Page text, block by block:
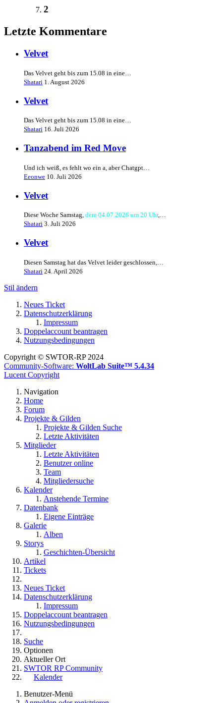
2
Letzte Kommentare
Velvet
Das Velvet geht bis zum 15.08 in eine…
Shatari 1. August 2026
Velvet
Das Velvet geht bis zum 15.08 in eine…
Shatari 16. Juli 2026
Tanzabend im Red Move
Und ich weiß, es fehlt wo ein a, aber Chatgpt…
Eeonwe 10. Juli 2026
Velvet
Diese Woche Samstag, dem 04.07.2026 um 20 Uhr,…
Shatari 3. Juli 2026
Velvet
Diesen Samstag hat das Velvet leider geschlossen,…
Shatari 24. April 2026
Stil ändern
Neues Ticket
Datenschutzerklärung
Impressum
Doppelaccount beantragen
Nutzungsbedingungen
Copyright © SWTOR-RP 2024
Community-Software: WoltLab Suite™ 5.4.34
Lucent Copyright
Navigation
Home
Forum
Projekte & Gilden
Projekte & Gilden Suche
Letzte Aktivitäten
Mitglieder
Letzte Aktivitäten
Benutzer online
Team
Mitgliedersuche
Kalender
Anstehende Termine
Datenbank
Eigene Einträge
Galerie
Alben
Storys
Geschichten-Übersicht
Artikel
Tickets
Neues Ticket
Datenschutzerklärung
Impressum
Doppelaccount beantragen
Nutzungsbedingungen
Suche
Optionen
Aktueller Ort
SWTOR RP Community
Kalender
Benutzer-Menü